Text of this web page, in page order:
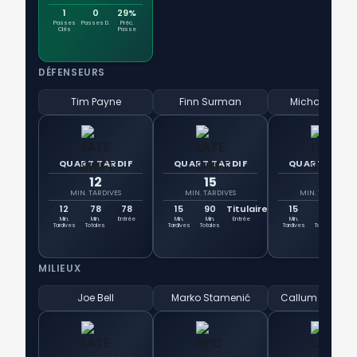
1
Passes
Clés
0
Passes D.
29%
Préc.
Passe
DÉFENSEURS
Tim Payne
QUART TARDIF
12
MIN. TARDIVES
12
Min.
Tardives
78
Min.
Totales
78
Entrée
Finn Surman
QUART TARDIF
15
MIN. TARDIVES
15
Min.
Tardives
90
Min.
Totales
Titulaire
Entrée
Michael
QUART
MIN. TARDIVES
15
Min.
Tardives
Totales
MILIEUX
Joe Bell Marko Stamenić Callum